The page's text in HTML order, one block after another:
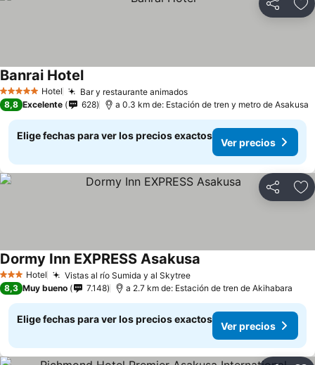
Compartir
5 Estrellas Hotel Bar y restaurante animados
Banrai Hotel
8,8 Excelente 628 a 0.3 km de: Estación de tren y metro de Asakusa
Elige fechas para ver los precios exactos
Ver precios
Compartir
3 Estrellas
Hotel Vistas al río Sumida y al Skytree
Dormy Inn EXPRESS Asakusa
8,3 Muy bueno 7.148 a 2.7 km de: Estación de tren de Akihabara
Elige fechas para ver los precios exactos
Ver precios